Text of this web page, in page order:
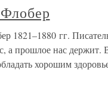
1821–1880 гг.
а прошлое нас держит.
хорошим